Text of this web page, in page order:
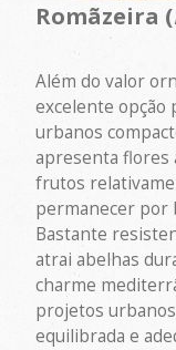
Romãzeira (
Além do valor
excelente opção
urbanos
apresenta flores
frutos
permanecer por
Bastante
atrai abelhas
charme
projetos
equilibrada e